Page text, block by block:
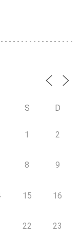
S D
1 2
8 9
15 16
22 23